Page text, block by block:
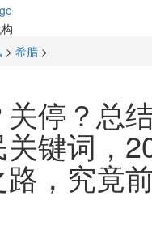
> 希腊 >
停？总
键词，
，究竟